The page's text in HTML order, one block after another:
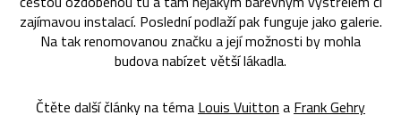
zajímavou instalací. Poslední podlaží pak funguje jako galerie.
Na tak renomovanou značku a její možnosti by mohla
budova nabízet větší lákadla.
Čtěte další články na téma Louis Vuitton a Frank Gehry